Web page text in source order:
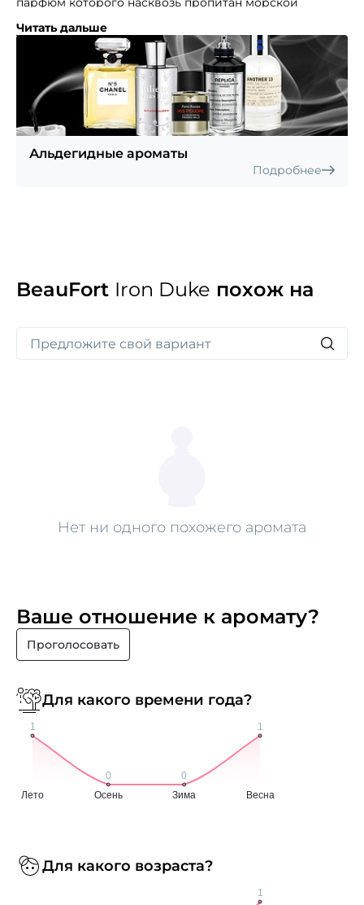
представил свой очередной шедевр — унисекс
аромат Iron Duke.
Аромат был презентован на выставке Pitti Fragranze
в 2017 году и является дебютным в новой
парфюмерной коллекции под названием Revenants,
являющийся посвящением великим и легендарным
личностям Великобритании. BeauFort Iron Duke —
посвящение великому полководцу
и государственному деятелю Артуру Уэлсли.
Принадлежит аромат к группе древесно-пряные
Читать дальше
Альдегидные ароматы
Подробнее
BeauFort Iron Duke похож на
Нет ни одного похожего аромата
Ваше отношение к аромату?
Проголосовать
Для какого времени года?
Для какого возраста?